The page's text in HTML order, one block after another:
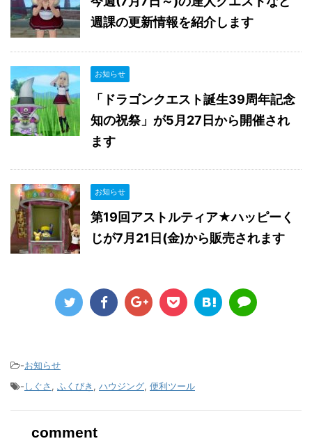
週課の更新情報を紹介します
お知らせ
「ドラゴンクエスト誕生39周年記念
知の祝祭」が5月27日から開催され
ます
お知らせ
第19回アストルティア★ハッピーく
じが7月21日(金)から販売されます
-お知らせ
-しぐさ , ふくびき , ハウジング, 便利ツール
comment